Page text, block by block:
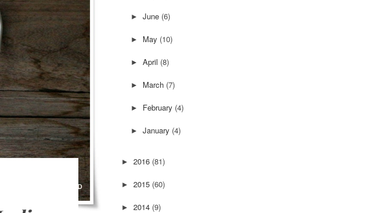
► June (6)
► May (10)
► April (8)
► March (7)
► February (4)
► January (4)
► 2016 (81)
► 2015 (60)
► 2014 (9)